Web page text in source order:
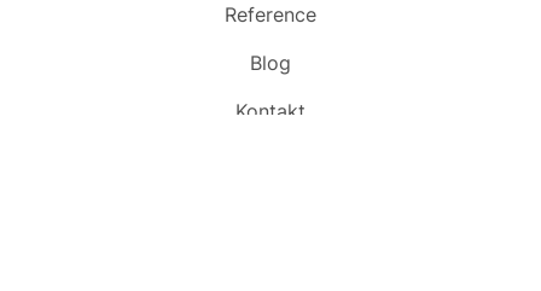
Reference
Blog
Kontakt